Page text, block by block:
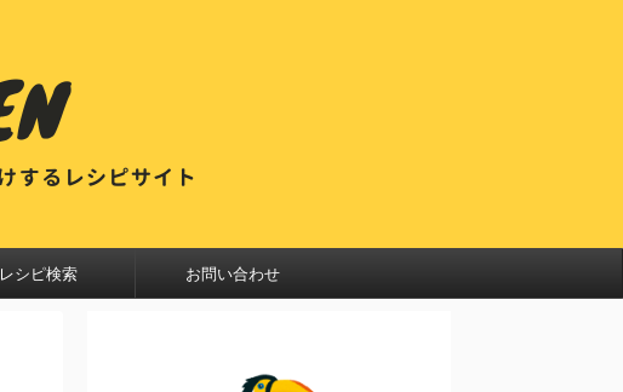
レシピ検索 お問い合わせ